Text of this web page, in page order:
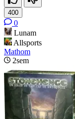
400
0
Lunam
Allsports
Mathom
2sem